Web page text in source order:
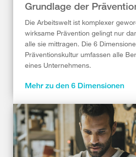
Grundlage der
Die Arbeitswelt ist komplexer
wirksame Prävention gelingt nur
alle sie mittragen. Die 6
Präventionskultur umfassen alle
eines Unternehmens.
Mehr zu den 6 Dimensionen